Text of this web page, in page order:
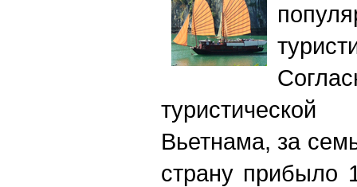
Вьетнама, за
страну прибыло